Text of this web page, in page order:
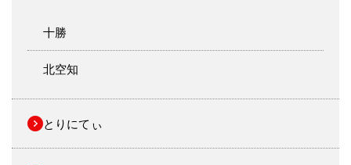
十勝
北空知
とりにてぃ